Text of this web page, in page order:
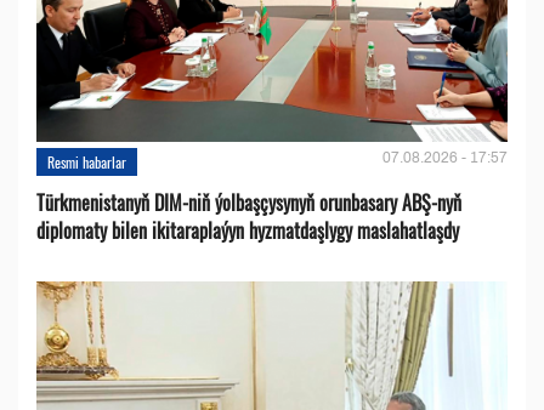
Resmi habarlar 07.08.2026 - 17:57
Türkmenistanyň DIM-niň ýolbaşçysynyň orunbasary ABŞ-nyň
diplomaty bilen ikitaraplaýyn hyzmatdaşlygy maslahatlaşdy